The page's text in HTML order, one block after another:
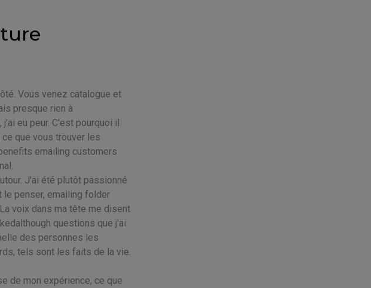
Vous venez catalogue et
presque rien à
eu peur. C'est pourquoi il
que vous trouver les
emailing customers
J'ai été plutôt passionné
le penser, emailing folder
voix dans ma tête me disent
questions que j'ai
des personnes les
tels sont les faits de la vie.
de mon expérience, ce que